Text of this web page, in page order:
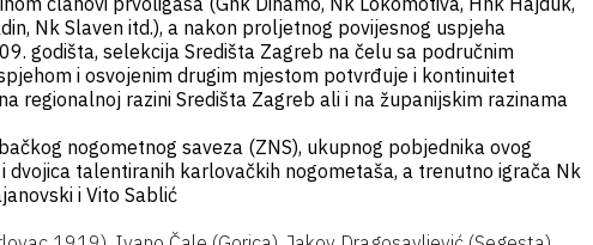
Nk Slaven itd.), a nakon proljetnog povijesnog uspjeha
godišta, selekcija Središta Zagreb na čelu sa područnim
i osvojenim drugim mjestom potvrđuje i kontinuitet
regionalnoj razini Središta Zagreb ali i na županijskim razinama
nogometnog saveza (ZNS), ukupnog pobjednika ovog
talentiranih karlovačkih nogometaša, a trenutno igrača Nk
i Vito Sablić